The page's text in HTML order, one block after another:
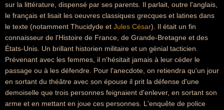
sur la littérature, dispensé par ses parents. Il parlait, outre l'anglais,
le français et lisait les oeuvres classiques grecques et latines dans
le texte (notamment Thucidyde et Jules César). Il était un fin
connaisseur de l'Histoire de France, de Grande-Bretagne et des
États-Unis. Un brillant historien militaire et un génial tacticien.
Prévenant avec les femmes, il n'hésitait jamais à leur céder le
passage ou à les défendre. Pour l'anecdote, on retiendra qu'un jour
en sortant du théâtre avec son épouse il prit la défense d'une
demoiselle que trois personnes feignaient d'enlever, en sortant son
arme et en mettant en joue ces personnes. L'enquête de police